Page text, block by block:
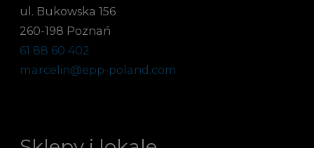
ul. Bukowska 156
260-198 Poznań
61 88 60 402
marcelin@epp-poland.com